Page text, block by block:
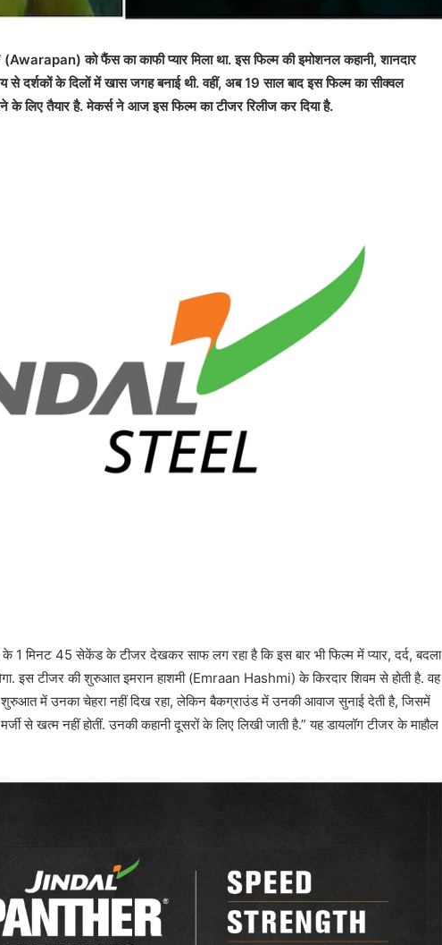
(Awarapan) को फैंस का काफी प्यार मिला था. इस फिल्म की इमोशनल कहानी, शानदार
से दर्शकों के दिलों में खास जगह बनाई थी. वहीं, अब 19 साल बाद इस फिल्म का सीक्वल
के लिए तैयार है. मेकर्स ने आज इस फिल्म का टीजर रिलीज कर दिया है.
1 मिनट 45 सेकेंड के टीजर देखकर साफ लग रहा है कि इस बार भी फिल्म में प्यार, दर्द, बदला
इस टीजर की शुरुआत इमरान हाशमी (Emraan Hashmi) के किरदार शिवम से होती है. वह
में उनका चेहरा नहीं दिख रहा, लेकिन बैकग्राउंड में उनकी आवाज सुनाई देती है, जिसमें
से खत्म नहीं होतीं. उनकी कहानी दूसरों के लिए लिखी जाती है.” यह डायलॉग टीजर के माहौल